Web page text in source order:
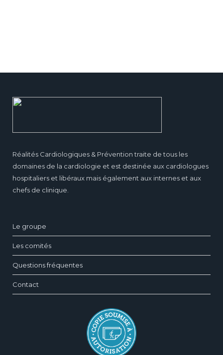
Réalités Cardiologiques & Prévention traite de tous les
domaines de la cardiologie et est destinée aux cardiologues
hospitaliers et libéraux mais également aux internes et aux
chefs de clinique.
Le groupe
Les comités
Questions fréquentes
Contact